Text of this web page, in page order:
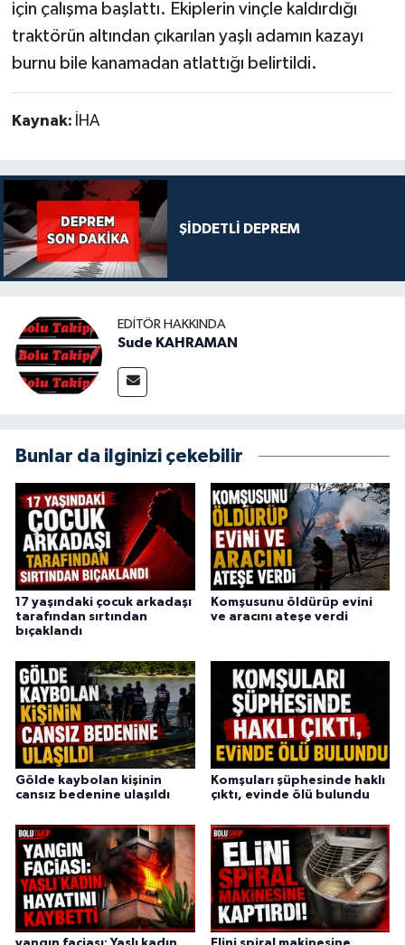
için çalışma başlattı. Ekiplerin vinçle kaldırdığı
traktörün altından çıkarılan yaşlı adamın kazayı
burnu bile kanamadan atlattığı belirtildi.
Kaynak: İHA
ŞİDDETLİ DEPREM
EDITÖR HAKKINDA
Sude KAHRAMAN
Bunlar da ilginizi çekebilir
17 yaşındaki çocuk arkadaşı
tarafından sırtından
bıçaklandı
Komşusunu öldürüp evini
ve aracını ateşe verdi
Gölde kaybolan kişinin
cansız bedenine ulaşıldı
Komşuları şüphesinde haklı
çıktı, evinde ölü bulundu